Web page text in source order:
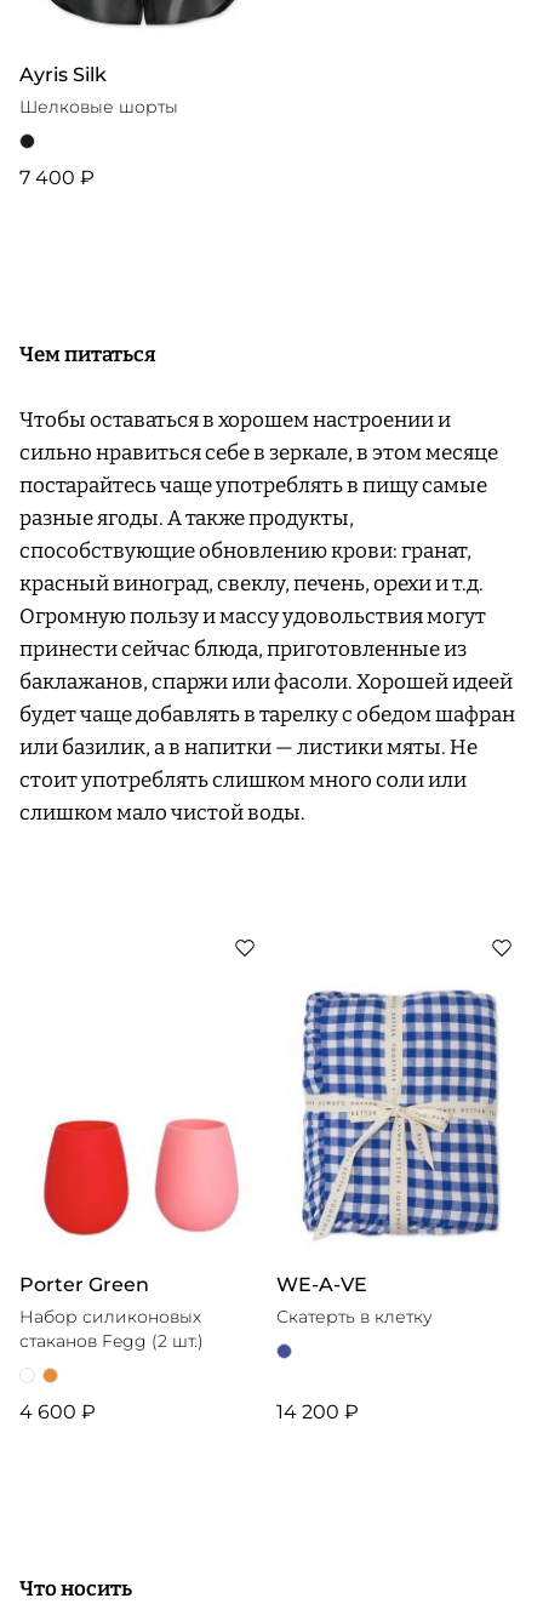
Ayris Silk
Шелковые шорты
7 400 ₽
Чем питаться
Чтобы оставаться в хорошем настроении и
сильно нравиться себе в зеркале, в этом месяце
постарайтесь чаще употреблять в пищу самые
разные ягоды. А также продукты,
способствующие обновлению крови: гранат,
красный виноград, свеклу, печень, орехи и т.д.
Огромную пользу и массу удовольствия могут
принести сейчас блюда, приготовленные из
баклажанов, спаржи или фасоли. Хорошей идеей
будет чаще добавлять в тарелку с обедом шафран
или базилик, а в напитки — листики мяты. Не
стоит употреблять слишком много соли или
слишком мало чистой воды.
Porter Green
Набор силиконовых
стаканов Fegg (2 шт.)
4 600 ₽
WE-A-VE
Скатерть в клетку
14 200 ₽
Что носить